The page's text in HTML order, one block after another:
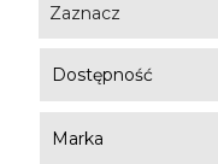
Zaznacz
Dostępność
Marka